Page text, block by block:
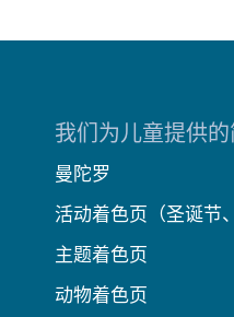
我们为儿童提供
曼陀罗
活动着色页（圣诞节
主题着色页
动物着色页